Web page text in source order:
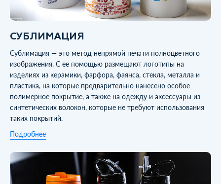
СУБЛИМАЦИЯ
Сублимация — это метод непрямой печати полноцветного
изображения. С ее помощью размещают логотипы на
изделиях из керамики, фарфора, фаянса, стекла, металла и
пластика, на которые предварительно нанесено особое
полимерное покрытие, а также на одежду и аксессуары из
синтетических волокон, которые не требуют использования
таких покрытий.
Подробнее